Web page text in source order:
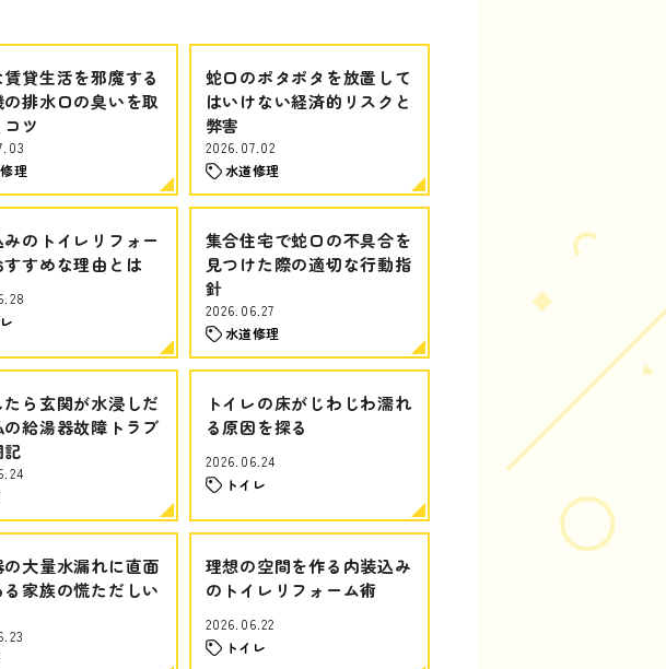
貸生活を邪魔する
排水口の臭いを取
ツ
理
蛇口のポタポタを放置して
はいけない経済的リスクと
弊害
2026.07.02
水道修理
のトイレリフォー
すすめな理由とは
集合住宅で蛇口の不具合を
見つけた際の適切な行動指
針
2026.06.27
水道修理
ら玄関が水浸しだ
の給湯器故障トラブ
トイレの床がじわじわ濡れ
る原因を探る
2026.06.24
トイレ
大量水漏れに直面
る家族の慌ただしい
理想の空間を作る内装込み
のトイレリフォーム術
2026.06.22
トイレ